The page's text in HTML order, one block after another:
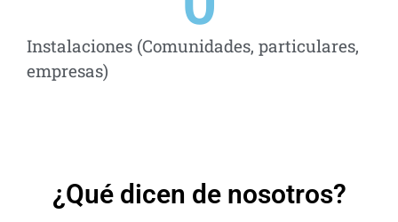
Instalaciones (Comunidades, particulares,
empresas)
¿Qué dicen de nosotros?